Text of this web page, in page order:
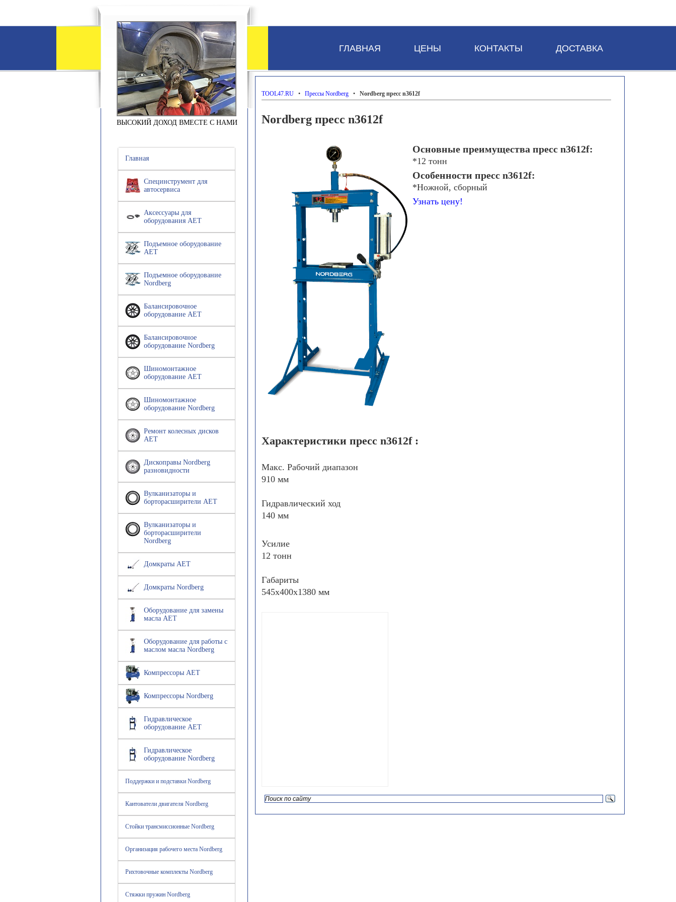
ВЫСОКИЙ ДОХОД ВМЕСТЕ С НАМИ
ГЛАВНАЯ ЦЕНЫ КОНТАКТЫ ДОСТАВКА
Главная
Специнструмент для
автосервиса
Аксессуары для
оборудования АЕТ
Подъемное оборудование
AET
Подъемное оборудование
Nordberg
Балансировочное
оборудование AET
Балансировочное
оборудование Nordberg
Шиномонтажное
оборудование AET
Шиномонтажное
оборудование Nordberg
Ремонт колесных дисков
AET
Дископравы Nordberg
разновидности
Вулканизаторы и
борторасширители AET
Вулканизаторы и
борторасширители
Nordberg
Домкраты AET
Домкраты Nordberg
Оборудование для замены
масла AET
Оборудование для работы с
маслом масла Nordberg
Компрессоры AET
Компрессоры Nordberg
Гидравлическое
оборудование AET
Гидравлическое
оборудование Nordberg
Поддержки и подставки Nordberg
Кантователи двигателя Nordberg
Стойки трансмиссионные Nordberg
Организация рабочего места Nordberg
Рихтовочные комплекты Nordberg
Стяжки пружин Nordberg
TOOL47.RU • Прессы Nordberg • Nordberg пресс n3612f
Nordberg пресс n3612f
Основные преимущества пресс n3612f:
*12 тонн
Особенности пресс n3612f:
*Ножной, сборный
Узнать цену!
Характеристики пресс n3612f :
Макс. Рабочий диапазон
910 мм
Гидравлический ход
140 мм
Усилие
12 тонн
Габариты
545х400х1380 мм